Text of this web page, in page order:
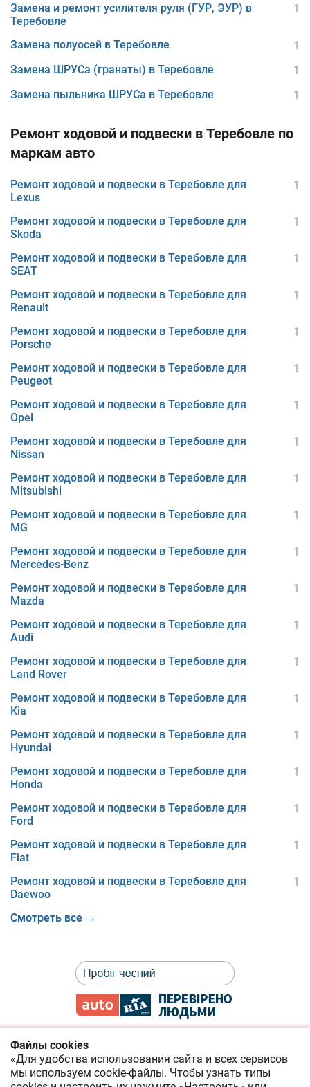
Замена и ремонт усилителя руля (ГУР, ЭУР) в
Теребовле
1
Замена полуосей в Теребовле
1
Замена ШРУСа (гранаты) в Теребовле
1
Замена пыльника ШРУСа в Теребовле
1
Ремонт ходовой и подвески в Теребовле по
маркам авто
Ремонт ходовой и подвески в Теребовле для
Lexus
1
Ремонт ходовой и подвески в Теребовле для
Skoda
1
Ремонт ходовой и подвески в Теребовле для
SEAT
1
Ремонт ходовой и подвески в Теребовле для
Renault
1
Ремонт ходовой и подвески в Теребовле для
Porsche
1
Ремонт ходовой и подвески в Теребовле для
Peugeot
1
Ремонт ходовой и подвески в Теребовле для
Opel
1
Ремонт ходовой и подвески в Теребовле для
Nissan
1
Ремонт ходовой и подвески в Теребовле для
Mitsubishi
1
Ремонт ходовой и подвески в Теребовле для
MG
1
Ремонт ходовой и подвески в Теребовле для
Mercedes-Benz
1
Ремонт ходовой и подвески в Теребовле для
Mazda
1
Ремонт ходовой и подвески в Теребовле для
Audi
1
Ремонт ходовой и подвески в Теребовле для
Land Rover
1
Ремонт ходовой и подвески в Теребовле для
Kia
1
Ремонт ходовой и подвески в Теребовле для
Hyundai
1
Ремонт ходовой и подвески в Теребовле для
Honda
1
Ремонт ходовой и подвески в Теребовле для
Ford
1
Ремонт ходовой и подвески в Теребовле для
Fiat
1
Ремонт ходовой и подвески в Теребовле для
Daewoo
1
Смотреть все →
Политика приватности
Файлы cookies
«Для удобства использования сайта и всех сервисов
мы используем cookie-файлы. Чтобы узнать типы